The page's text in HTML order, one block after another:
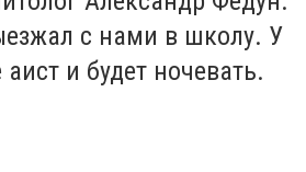
с нами в школу. У
и будет ночевать.